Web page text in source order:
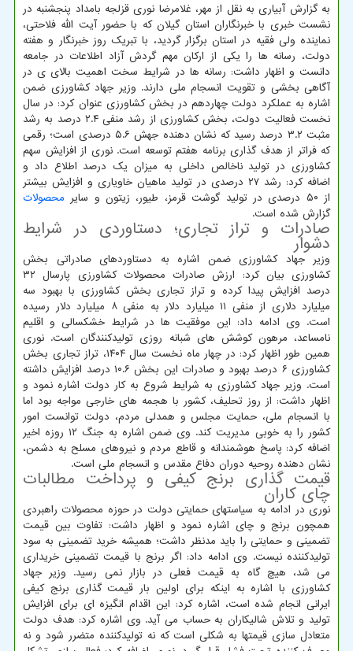
به گزارش آبیاری به نقل از مهر، غلامرضا نوری قزلجه بامداد پنجشنبه در
نشست خبری با خبرنگاران استان گیلان که با حضور آیت الله فلاحتی،
نماینده ولی فقیه در استان برگزار گردید، با تبریک روز خبرنگار و هفته
دولت، رسانه ها را یکی از ارکان مهم گردش آزاد اطلاعات در جامعه
دانست و اظهار داشت: رسانه ها در شرایط سخت اهمیت بالای ی در
آگاهی بخشی و تقویت انسجام ملی دارند. وزیر جهاد کشاورزی ضمن
اشاره به عملکرد دولت چهاردهم در بخش کشاورزی عنوان کرد: در سال
نخست فعالیت دولت، بخش کشاورزی از رشد منفی ۲.۴ درصد به رشد
مثبت ۳.۲ درصد رسید که نشان دهنده جهش ۵.۶ درصدی است؛ رقمی
که فراتر از هدف گذاری برنامه هفتم توسعه است. نوری از افزایش سهم
کشاورزی در تولید ناخالص داخلی به میزان یک درصد اطلاع داد و
اضافه کرد: رشد ۲۷ درصدی در تولید ماهیان خاویاری و افزایش بیشتر
از ۵۰ درصدی در تولید گوشت قرمز، طیور، زیتون و سایر
محصولات
گزارش شده است.
صادرات و تراز تجاری؛ دستاوردی در شرایط
دشوار
وزیر جهاد کشاورزی ضمن اشاره به دستاوردهای صادراتی بخش
کشاورزی بیان کرد: ارزش صادرات محصولات کشاورزی پارسال ۳۲
درصد افزایش پیدا کرده و تراز تجاری بخش کشاورزی با بهبود سه
میلیارد دلاری از منفی ۱۱ میلیارد دلار به منفی ۸ میلیارد دلار رسیده
است. وی ادامه داد: این موفقیت ها در شرایط خشکسالی و اقلیم
نامساعد، مرهون کوشش های شبانه روزی تولیدکنندگان است. نوری
همین طور اظهار کرد: در چهار ماه نخست سال ۱۴۰۴، تراز تجاری بخش
کشاورزی ۶ درصد بهبود و صادرات این بخش ۱۰.۶ درصد افزایش داشته
است. وزیر جهاد کشاورزی به شرایط شروع به کار دولت اشاره نمود و
اظهار داشت: از روز تحلیف، کشور با هجمه های خارجی مواجه بود اما
با انسجام ملی، حمایت مجلس و همدلی مردم، دولت توانست امور
کشور را به خوبی مدیریت کند. وی ضمن اشاره به جنگ ۱۲ روزه اخیر
اضافه کرد: پاسخ هوشمندانه و قاطع مردم و نیروهای مسلح به دشمن،
نشان دهنده روحیه دوران دفاع مقدس و انسجام ملی است.
قیمت گذاری برنج کیفی و پرداخت مطالبات
چای کاران
نوری در ادامه به سیاستهای حمایتی دولت در حوزه محصولات راهبردی
همچون برنج و چای اشاره نمود و اظهار داشت: تفاوت بین قیمت
تضمینی و حمایتی را باید مدنظر داشت؛ همیشه خرید تضمینی به سود
تولیدکننده نیست. وی ادامه داد: اگر برنج با قیمت تضمینی خریداری
می شد، هیچ گاه به قیمت فعلی در بازار نمی رسید. وزیر جهاد
کشاورزی با اشاره به اینکه برای اولین بار قیمت گذاری برنج کیفی
ایرانی انجام شده است، اشاره کرد: این اقدام انگیزه ای برای افزایش
تولید و تلاش شالیکاران به حساب می آید. وی اشاره کرد: هدف دولت
متعادل سازی قیمتها به شکلی است که نه تولیدکننده متضرر شود و نه